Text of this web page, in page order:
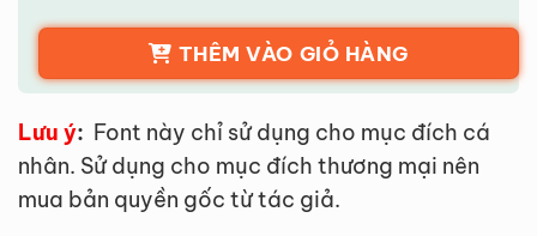
THÊM VÀO GIỎ HÀNG
Lưu ý: Font này chỉ sử dụng cho mục đích cá
nhân. Sử dụng cho mục đích thương mại nên
mua bản quyền gốc từ tác giả.